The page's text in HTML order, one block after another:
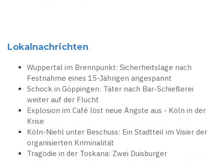
Lokalnachrichten
Wuppertal im Brennpunkt: Sicherheitslage nach
Festnahme eines 15-Jährigen angespannt
Schock in Göppingen: Täter nach Bar-Schießerei
weiter auf der Flucht
Explosion im Café löst neue Ängste aus - Köln in der
Krise
Köln-Niehl unter Beschuss: Ein Stadtteil im Visier der
organisierten Kriminalität
Tragödie in der Toskana: Zwei Duisburger